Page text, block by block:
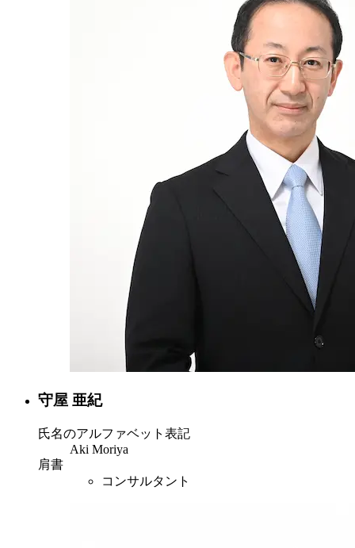
守屋 亜紀
氏名のアルファベット表記
Aki Moriya
肩書
コンサルタント